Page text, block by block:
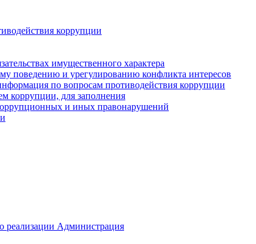
коррупции
имущественного характера
поведению и урегулированию конфликта интересов
по вопросам противодействия коррупции
коррупции, для заполнения
и иных правонарушений
реализации Администрация